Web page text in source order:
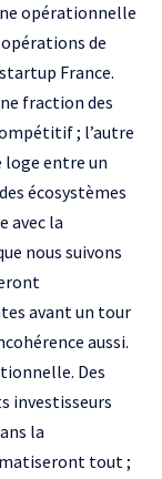
opérationnelle
de
France.
fraction des
; l’autre
loge entre un
écosystèmes
avec la
nous suivons
avant un tour
aussi.
Des
investisseurs
la
tout ;